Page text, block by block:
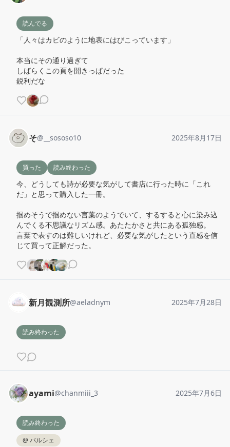
読んでる
「人々はカビのように地表にはびこっています」
本当にその通り過ぎて
しばらくこの頁を開きっぱだった
鋭利だな
そ@ __sososo10 2025年8月17日
買った 読み終わった
今、どうしても詩が必要な気がして書店に行った時に「これ
だ」と思って購入した一冊。
掴めそうで掴めない言葉のようでいて、するすると心に染み込
んでくる不思議なリズム感。あたたかさと共にある孤独感。
言葉で表すのは難しいけれど、必要な気がしたという直感を信
じて買って正解だった。
新月観測所@aeladnym 2025年7月28日
読み終わった
ayami@chanmiii_3 2025年7月6日
読み終わった
@ パルシェ